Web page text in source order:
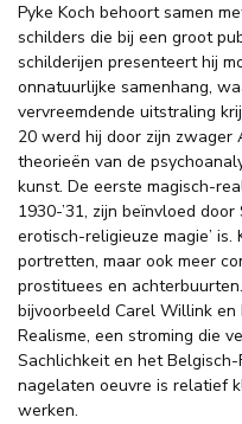
Pyke Koch behoort samen
schilders die bij een groot
schilderijen presenteert hij
onnatuurlijke samenhang,
vervreemdende uitstraling
20 werd hij door zijn zwager
theorieën van de
kunst. De eerste magisch-
1930-’31, zijn beïnvloed
erotisch-religieuze magie’
portretten, maar ook meer
prostituees en
bijvoorbeeld Carel Willink
Realisme, een stroming die
Sachlichkeit en het Belgisch-
nagelaten oeuvre is relatief
werken.